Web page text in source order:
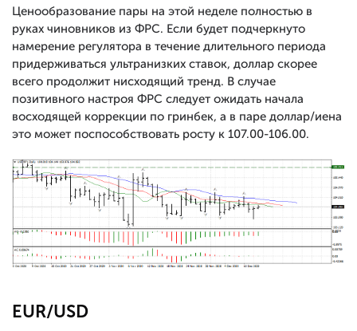
Ценообразование пары на этой неделе полностью в
руках чиновников из ФРС. Если будет подчеркнуто
намерение регулятора в течение длительного периода
придерживаться ультранизких ставок, доллар скорее
всего продолжит нисходящий тренд. В случае
позитивного настроя ФРС следует ожидать начала
восходящей коррекции по гринбек, а в паре доллар/иена
это может поспособствовать росту к 107.00-106.00.
EUR/USD